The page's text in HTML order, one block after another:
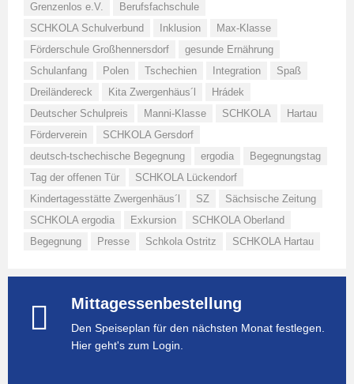
Grenzenlos e.V.
Berufsfachschule
SCHKOLA Schulverbund
Inklusion
Max-Klasse
Förderschule Großhennersdorf
gesunde Ernährung
Schulanfang
Polen Tschechien Integration
Spaß
Dreiländereck
Kita Zwergenhäus´l
Hrádek
Deutscher Schulpreis
Manni-Klasse SCHKOLA
Hartau
Förderverein
SCHKOLA Gersdorf
deutsch-tschechische Begegnung
ergodia
Begegnungstag
Tag der offenen Tür
SCHKOLA Lückendorf
Kindertagesstätte Zwergenhäus´l
SZ
Sächsische Zeitung
SCHKOLA ergodia
Exkursion
SCHKOLA Oberland
Begegnung
Presse Schkola Ostritz SCHKOLA Hartau
Mittagessenbestellung
Den Speiseplan für den nächsten Monat festlegen.
Hier geht's zum Login.